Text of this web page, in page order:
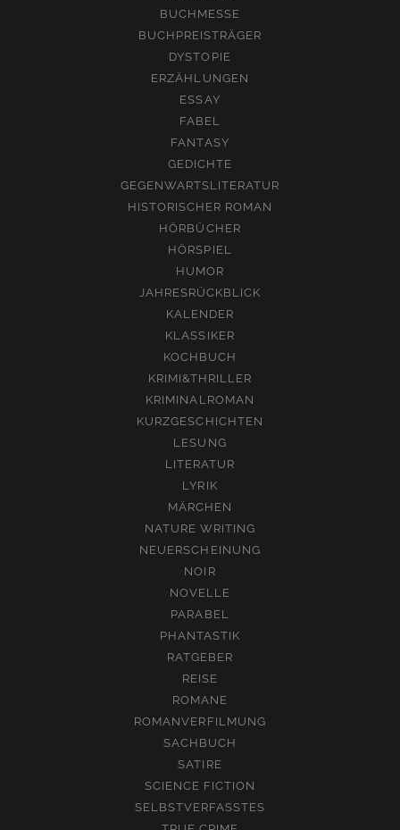
BUCHMESSE
BUCHPREISTRÄGER
DYSTOPIE
ERZÄHLUNGEN
ESSAY
FABEL
FANTASY
GEDICHTE
GEGENWARTSLITERATUR
HISTORISCHER ROMAN
HÖRBÜCHER
HÖRSPIEL
HUMOR
JAHRESRÜCKBLICK
KALENDER
KLASSIKER
KOCHBUCH
KRIMI&THRILLER
KRIMINALROMAN
KURZGESCHICHTEN
LESUNG
LITERATUR
LYRIK
MÄRCHEN
NATURE WRITING
NEUERSCHEINUNG
NOIR
NOVELLE
PARABEL
PHANTASTIK
RATGEBER
REISE
ROMANE
ROMANVERFILMUNG
SACHBUCH
SATIRE
SCIENCE FICTION
SELBSTVERFASSTES